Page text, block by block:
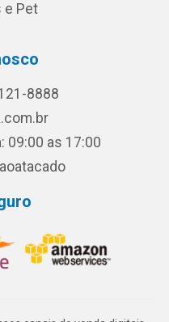
e Pet
8888
09:00 as 17:00